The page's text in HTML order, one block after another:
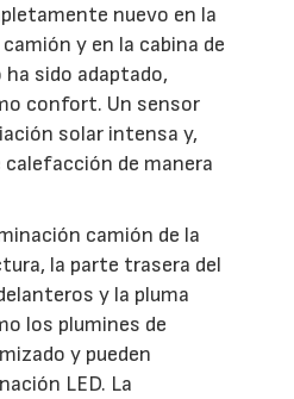
nuevo en la
y en la cabina de
ha sido adaptado,
confort. Un sensor
solar intensa y,
de manera
camión de la
la parte trasera del
y la pluma
los plumines de
y pueden
LED. La